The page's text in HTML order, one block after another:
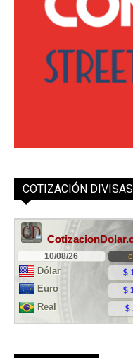
COTIZACIÓN DIVISAS